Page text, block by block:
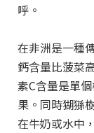
呼。
在非洲是一種
鈣含量比菠菜
素C含量是單
果。同時猢猻
在牛奶或水中